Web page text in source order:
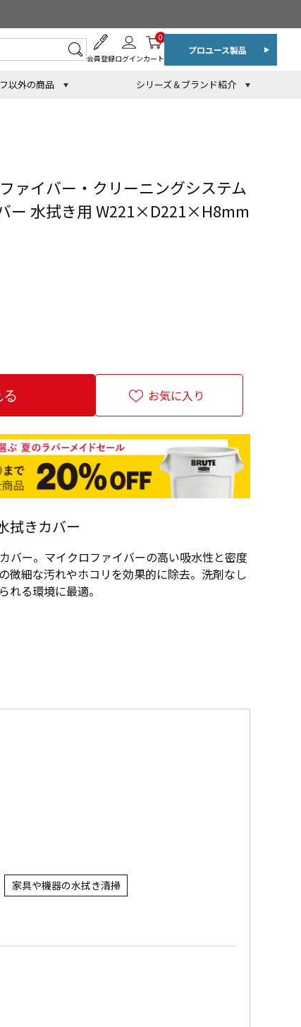
会員登録ログインカート
0
プロユース製品
以外の商品 シリーズ＆ブランド紹介
ァイバー・クリーニングシステム
ー 水拭き用 W221×D221×H8mm
お気に入り
拭きカバー
バー。マイクロファイバーの高い吸水性と密度
微細な汚れやホコリを効果的に除去。洗剤なし
れる環境に最適。
家具や機器の水拭き清掃